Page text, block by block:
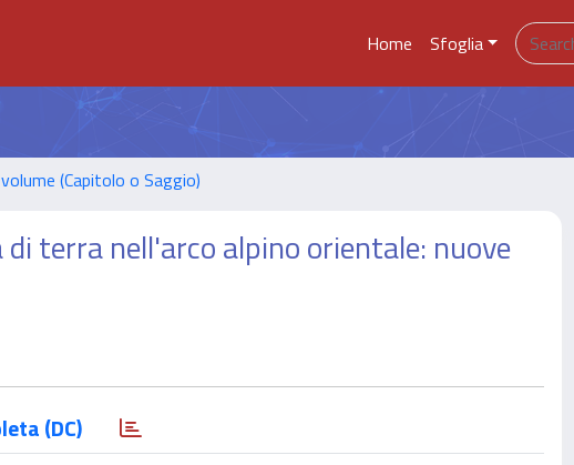
Home Sfoglia
(Capitolo o Saggio)
terra nell'arco alpino orientale: nuove
(DC)